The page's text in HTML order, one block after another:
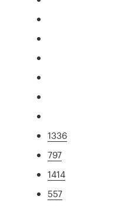
1336
797
1414
557